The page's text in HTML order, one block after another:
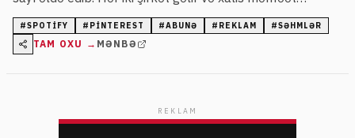
göstəricilərini keçsə də, səhmlərinin qiymətləri azalıb.
#SPOTIFY # PINTEREST #ABUNƏ # REKLAM #SƏHMLƏR
TAM OXU → MƏNBƏ
REKLAM